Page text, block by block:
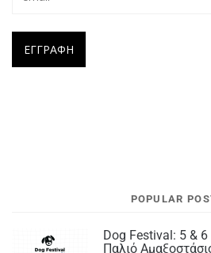
POPULAR
Dog Festival: 5 &
Παλιό